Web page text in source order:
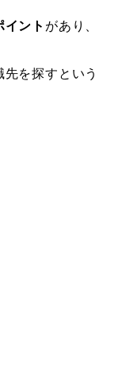
イント があり、
を探すという